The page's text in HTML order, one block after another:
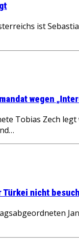
ist
wegen
Tobias Zech
nicht